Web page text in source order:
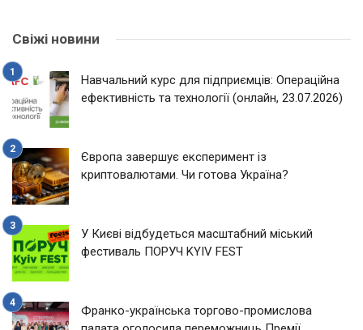
Свіжі новини
Навчальний курс для підприємців: Операційна
ефективність та технології (онлайн, 23.07.2026)
Європа завершує експеримент із
криптовалютами. Чи готова Україна?
У Києві відбудеться масштабний міський
фестиваль ПОРУЧ KYIV FEST
Франко-українська торгово-промислова